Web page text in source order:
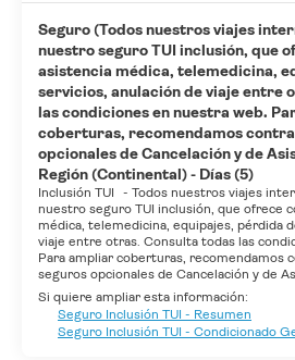
Seguro (Todos nuestros viajes
nuestro seguro TUI inclusión, que
asistencia médica, telemedicina,
servicios, anulación de viaje entre
las condiciones en nuestra web.
coberturas, recomendamos
opcionales de Cancelación y de
Región (Continental) - Días (5)
Inclusión TUI - Todos nuestros viajes
nuestro seguro TUI inclusión, que ofrece
médica, telemedicina, equipajes, pérdida
viaje entre otras. Consulta todas las
Para ampliar coberturas, recomendamos
seguros opcionales de Cancelación y de
Si quiere ampliar esta información:
Seguro Inclusión TUI - Resumen
Seguro Inclusión TUI - Condicionado